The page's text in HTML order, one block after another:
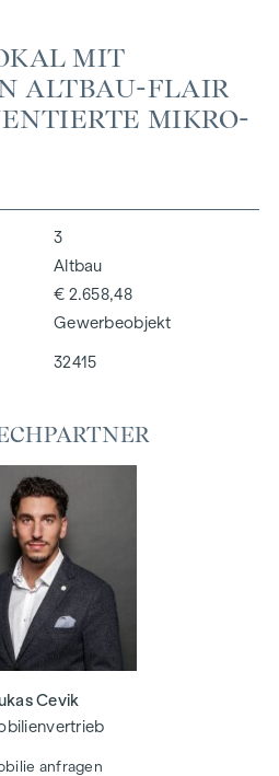
MIT
ALTBAU-FLAIR
MIKRO-
3
Altbau
€ 2.658,48
Gewerbeobjekt
32415
Cevik
anfragen